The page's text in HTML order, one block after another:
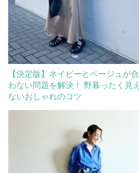
【決定版】ネイビーとベージュが合
わない問題を解決！ 野暮ったく見え
ないおしゃれのコツ